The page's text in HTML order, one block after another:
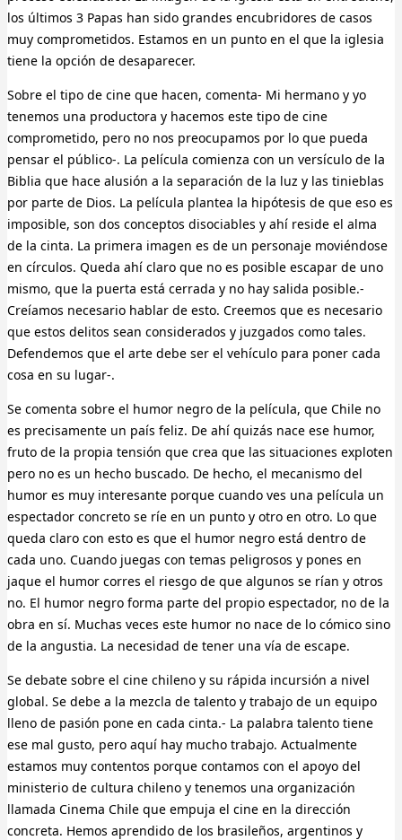
los últimos 3 Papas han sido grandes encubridores de casos
muy comprometidos. Estamos en un punto en el que la iglesia
tiene la opción de desaparecer.
Sobre el tipo de cine que hacen, comenta- Mi hermano y yo
tenemos una productora y hacemos este tipo de cine
comprometido, pero no nos preocupamos por lo que pueda
pensar el público-. La película comienza con un versículo de la
Biblia que hace alusión a la separación de la luz y las tinieblas
por parte de Dios. La película plantea la hipótesis de que eso es
imposible, son dos conceptos disociables y ahí reside el alma
de la cinta. La primera imagen es de un personaje moviéndose
en círculos. Queda ahí claro que no es posible escapar de uno
mismo, que la puerta está cerrada y no hay salida posible.-
Creíamos necesario hablar de esto. Creemos que es necesario
que estos delitos sean considerados y juzgados como tales.
Defendemos que el arte debe ser el vehículo para poner cada
cosa en su lugar-.
Se comenta sobre el humor negro de la película, que Chile no
es precisamente un país feliz. De ahí quizás nace ese humor,
fruto de la propia tensión que crea que las situaciones exploten
pero no es un hecho buscado. De hecho, el mecanismo del
humor es muy interesante porque cuando ves una película un
espectador concreto se ríe en un punto y otro en otro. Lo que
queda claro con esto es que el humor negro está dentro de
cada uno. Cuando juegas con temas peligrosos y pones en
jaque el humor corres el riesgo de que algunos se rían y otros
no. El humor negro forma parte del propio espectador, no de la
obra en sí. Muchas veces este humor no nace de lo cómico sino
de la angustia. La necesidad de tener una vía de escape.
Se debate sobre el cine chileno y su rápida incursión a nivel
global. Se debe a la mezcla de talento y trabajo de un equipo
lleno de pasión pone en cada cinta.- La palabra talento tiene
ese mal gusto, pero aquí hay mucho trabajo. Actualmente
estamos muy contentos porque contamos con el apoyo del
ministerio de cultura chileno y tenemos una organización
llamada Cinema Chile que empuja el cine en la dirección
concreta. Hemos aprendido de los brasileños, argentinos y